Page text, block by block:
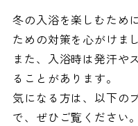
冬の入浴を楽しむため
ための対策を心がけま
また、入浴時は発汗や
ることがあります。
気になる方は、以下の
で、ぜひご覧ください。